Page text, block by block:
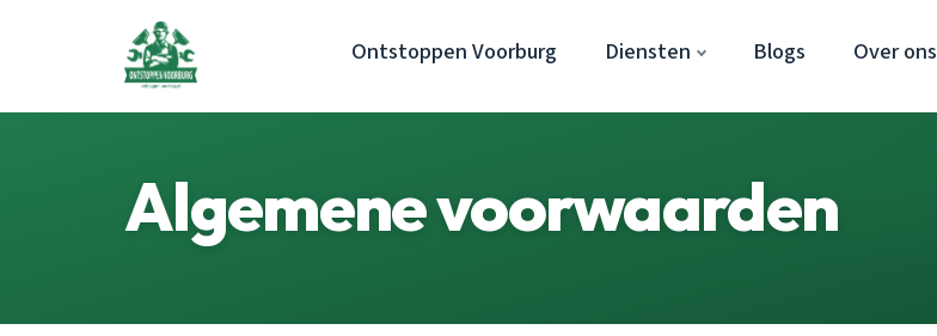
Ontstoppen Voorburg Diensten Blogs Over ons
Algemene voorwaarden